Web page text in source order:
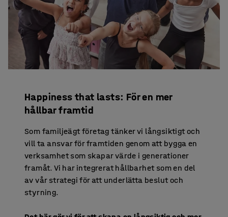
Happiness that lasts: För en mer
hållbar framtid
Som familjeägt företag tänker vi långsiktigt och
vill ta ansvar för framtiden genom att bygga en
verksamhet som skapar värde i generationer
framåt. Vi har integrerat hållbarhet som en del
av vår strategi för att underlätta beslut och
styrning.